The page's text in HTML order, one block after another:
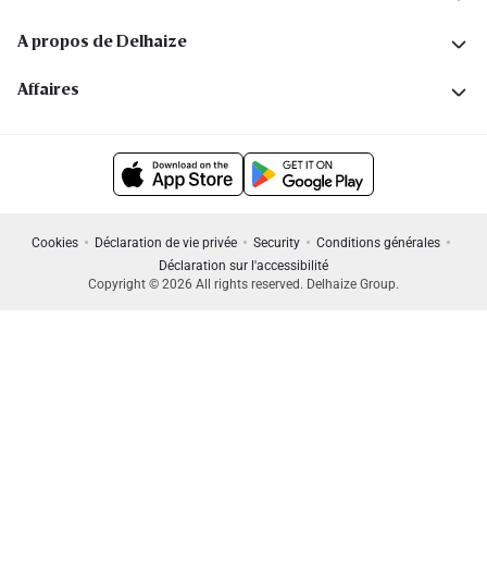
A propos de Delhaize
Affaires
Cookies Déclaration de vie privée Security
Conditions générales
Déclaration sur l'accessibilité
Copyright © 2026 All rights reserved. Delhaize Group.